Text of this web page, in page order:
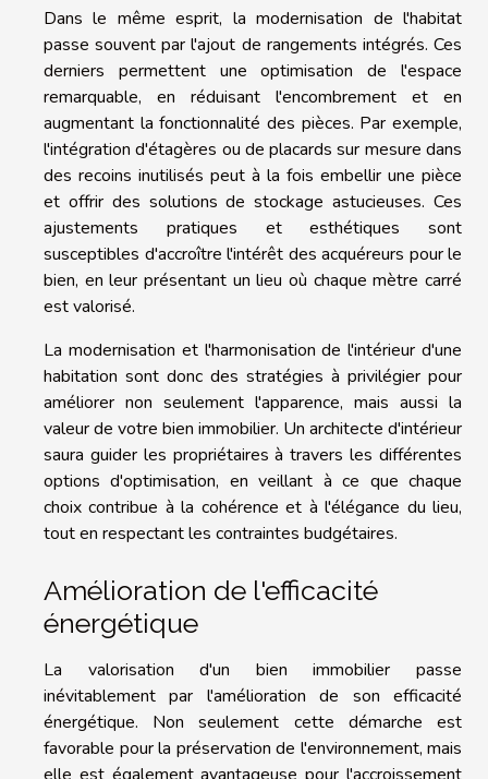
Dans le même esprit, la modernisation de l'habitat
passe souvent par l'ajout de rangements intégrés. Ces
derniers permettent une optimisation de l'espace
remarquable, en réduisant l'encombrement et en
augmentant la fonctionnalité des pièces. Par exemple,
l'intégration d'étagères ou de placards sur mesure dans
des recoins inutilisés peut à la fois embellir une pièce
et offrir des solutions de stockage astucieuses. Ces
ajustements pratiques et esthétiques sont
susceptibles d'accroître l'intérêt des acquéreurs pour le
bien, en leur présentant un lieu où chaque mètre carré
est valorisé.
La modernisation et l'harmonisation de l'intérieur d'une
habitation sont donc des stratégies à privilégier pour
améliorer non seulement l'apparence, mais aussi la
valeur de votre bien immobilier. Un architecte d'intérieur
saura guider les propriétaires à travers les différentes
options d'optimisation, en veillant à ce que chaque
choix contribue à la cohérence et à l'élégance du lieu,
tout en respectant les contraintes budgétaires.
Amélioration de l'efficacité
énergétique
La valorisation d'un bien immobilier passe
inévitablement par l'amélioration de son efficacité
énergétique. Non seulement cette démarche est
favorable pour la préservation de l'environnement, mais